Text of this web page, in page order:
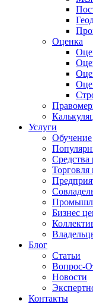
Оценка
Услуги
Обучение
Средства
Бизнес
Блог
Статьи
Вопрос-
Новости
Контакты